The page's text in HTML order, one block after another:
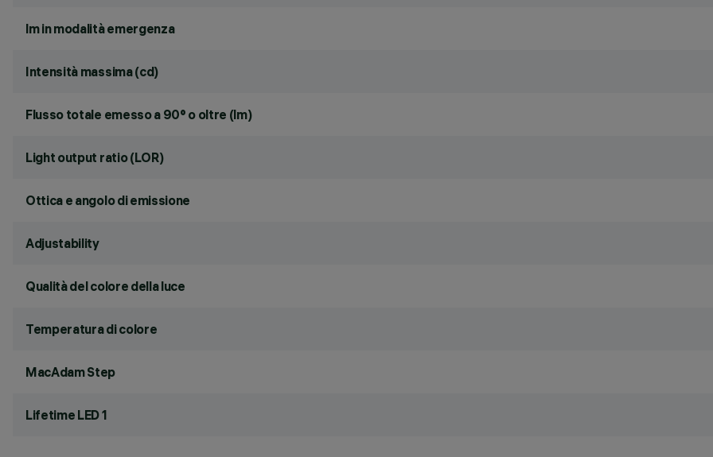
lm in modalità emergenza
Intensità massima (cd)
Flusso totale emesso a 90° o oltre (lm)
Light output ratio (LOR)
Ottica e angolo di emissione
Adjustability
Qualità del colore della luce
Temperatura di colore
MacAdam Step
Lifetime LED 1